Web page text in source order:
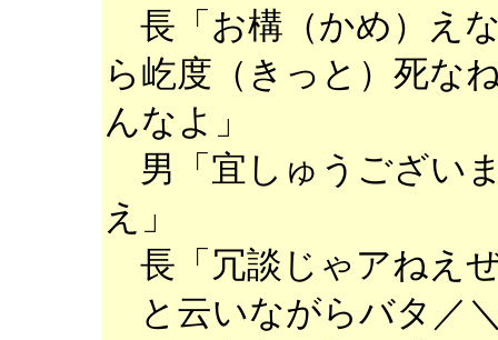
長「お構（かめ）え
ら屹度（きっと）死な
んなよ」
男「宜しゅうござい
え」
長「冗談じゃアねえ
と云いながらバタ／